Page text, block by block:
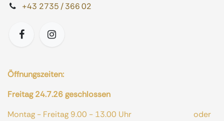
+43 2735 / 366 02
Öffnungszeiten:
Freitag 24.7.26 geschlossen
Montag - Freitag 9.00 - 13.00 Uhr oder